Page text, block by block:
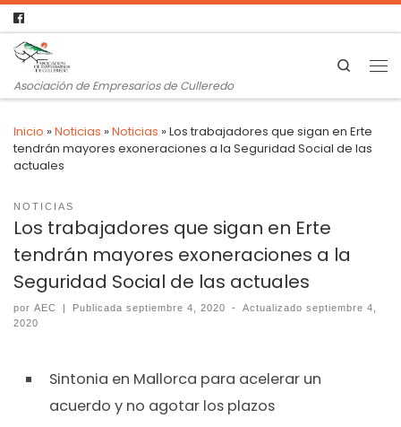
Asociación de Empresarios de Culleredo
Search
Inicio »Noticias »Noticias »Los trabajadores que sigan en Erte
tendrán mayores exoneraciones a la Seguridad Social de las
actuales
NOTICIAS
Los trabajadores que sigan en Erte
tendrán mayores exoneraciones a la
Seguridad Social de las actuales
por AEC | Publicadaseptiembre 4, 2020 - Actualizadoseptiembre 4,
2020
Sintonia en Mallorca para acelerar un
acuerdo y no agotar los plazos